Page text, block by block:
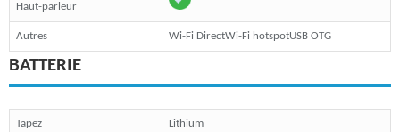
Haut-parleur
Autres Wi-Fi DirectWi-Fi hotspotUSB OTG
BATTERIE
Tapez Lithium